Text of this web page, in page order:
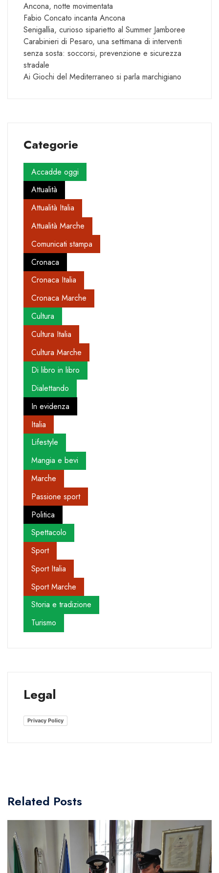
Ancona, notte movimentata
Fabio Concato incanta Ancona
Senigallia, curioso siparietto al Summer Jamboree
Carabinieri di Pesaro, una settimana di interventi
senza sosta: soccorsi, prevenzione e sicurezza
stradale
Ai Giochi del Mediterraneo si parla marchigiano
Categorie
Accadde oggi
Attualità
Attualità Italia
Attualità Marche
Comunicati stampa
Cronaca
Cronaca Italia
Cronaca Marche
Cultura
Cultura Italia
Cultura Marche
Di libro in libro
Dialettando
In evidenza
Italia
Lifestyle
Mangia e bevi
Marche
Passione sport
Politica
Spettacolo
Sport
Sport Italia
Sport Marche
Storia e tradizione
Turismo
Legal
Privacy Policy
Related Posts